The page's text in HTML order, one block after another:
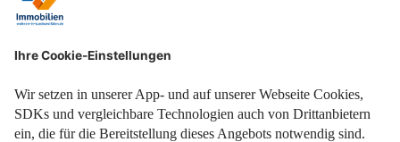
Mit diesen Tipps wird aus Planung echte Ersparnis – und
aus Wunsch Wirklichkeit.